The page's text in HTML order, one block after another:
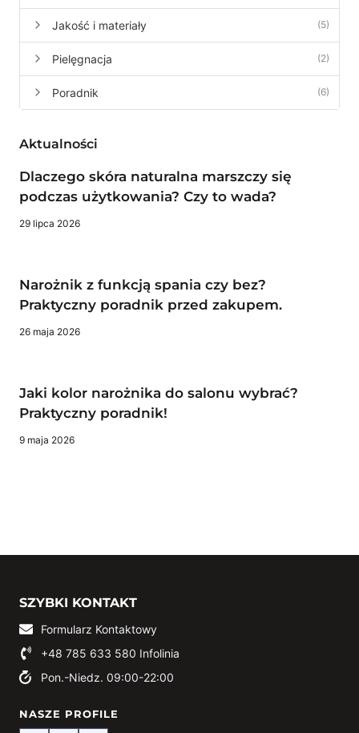
GO
WYBRAĆ
Jakość i materiały (5)
Pielęgnacja (2)
Poradnik (6)
Aktualności
Dlaczego skóra naturalna marszczy się
podczas użytkowania? Czy to wada?
29 lipca 2026
Narożnik z funkcją spania czy bez?
Praktyczny poradnik przed zakupem.
26 maja 2026
Jaki kolor narożnika do salonu wybrać?
Praktyczny poradnik!
9 maja 2026
SZYBKI KONTAKT
Formularz Kontaktowy
+48 785 633 580 Infolinia
Pon.-Niedz. 09:00-22:00
NASZE PROFILE